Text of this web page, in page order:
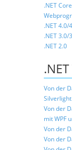
.NET Core
.NET
.NET 3.0/
.NET 2.0
Von der
Silverlight
Von der
mit WPF
Von der
Von der